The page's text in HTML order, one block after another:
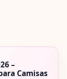
–
Camisas